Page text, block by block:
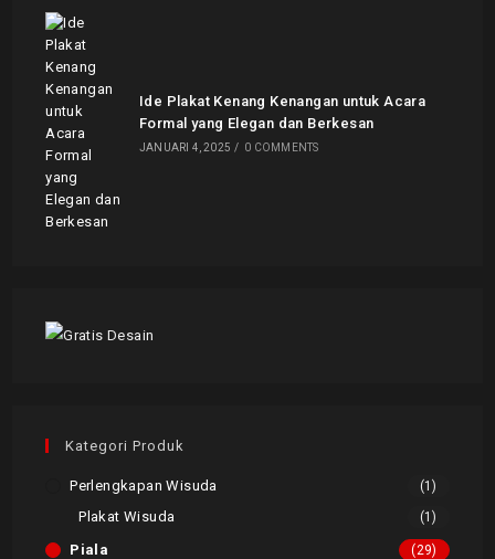
Ide Plakat Kenang Kenangan untuk Acara
Formal yang Elegan dan Berkesan
JANUARI 4, 2025 / 0 COMMENTS
Kategori Produk
Perlengkapan Wisuda (1)
Plakat Wisuda (1)
Piala (29)